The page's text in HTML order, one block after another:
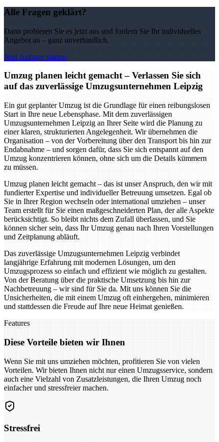
Alle Fragen geklärt?
Dann probieren Sie es jetzt aus und fordern Sie Ihr individuelles
Angebot an – ganz unverbindlich.
Jetzt Anfrage starten
Umzug planen leicht gemacht – Verlassen Sie sich
auf das zuverlässige Umzugsunternehmen Leipzig
Ein gut geplanter Umzug ist die Grundlage für einen reibungslosen
Start in Ihre neue Lebensphase. Mit dem zuverlässigen
Umzugsunternehmen Leipzig an Ihrer Seite wird die Planung zu
einer klaren, strukturierten Angelegenheit. Wir übernehmen die
Organisation – von der Vorbereitung über den Transport bis hin zur
Endabnahme – und sorgen dafür, dass Sie sich entspannt auf den
Umzug konzentrieren können, ohne sich um die Details kümmern
zu müssen.
Umzug planen leicht gemacht – das ist unser Anspruch, den wir mit
fundierter Expertise und individueller Betreuung umsetzen. Egal ob
Sie in Ihrer Region wechseln oder international umziehen – unser
Team erstellt für Sie einen maßgeschneiderten Plan, der alle Aspekte
berücksichtigt. So bleibt nichts dem Zufall überlassen, und Sie
können sicher sein, dass Ihr Umzug genau nach Ihren Vorstellungen
und Zeitplanung abläuft.
Das zuverlässige Umzugsunternehmen Leipzig verbindet
langjährige Erfahrung mit modernen Lösungen, um den
Umzugsprozess so einfach und effizient wie möglich zu gestalten.
Von der Beratung über die praktische Umsetzung bis hin zur
Nachbetreuung – wir sind für Sie da. Mit uns können Sie die
Unsicherheiten, die mit einem Umzug oft einhergehen, minimieren
und stattdessen die Freude auf Ihre neue Heimat genießen.
Features
Diese Vorteile bieten wir Ihnen
Wenn Sie mit uns umziehen möchten, profitieren Sie von vielen
Vorteilen. Wir bieten Ihnen nicht nur einen Umzugsservice, sondern
auch eine Vielzahl von Zusatzleistungen, die Ihren Umzug noch
einfacher und stressfreier machen.
Stressfrei